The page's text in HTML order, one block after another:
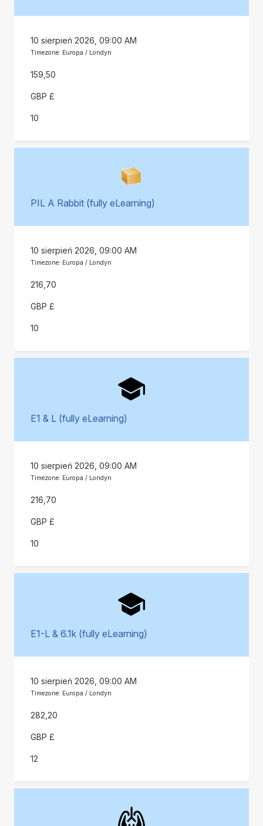
10 sierpień 2026, 09:00 AM
Timezone: Europa / Londyn
159,50
GBP £
10
PIL A Rabbit (fully eLearning)
10 sierpień 2026, 09:00 AM
Timezone: Europa / Londyn
216,70
GBP £
10
E1 & L (fully eLearning)
10 sierpień 2026, 09:00 AM
Timezone: Europa / Londyn
216,70
GBP £
10
E1-L & 6.1k (fully eLearning)
10 sierpień 2026, 09:00 AM
Timezone: Europa / Londyn
282,20
GBP £
12